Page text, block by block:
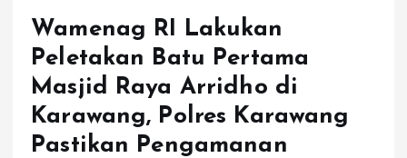
Wamenag RI Lakukan
Peletakan Batu Pertama
Masjid Raya Arridho di
Karawang, Polres Karawang
Pastikan Pengamanan